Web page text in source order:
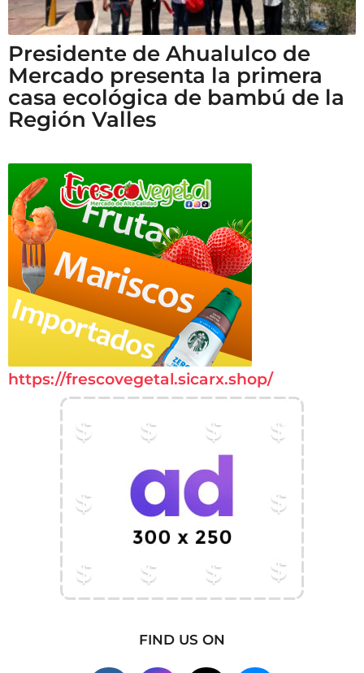
Presidente de Ahualulco de
Mercado presenta la primera
casa ecológica de bambú de la
Región Valles
https://frescovegetal.sicarx.shop/
FIND US ON